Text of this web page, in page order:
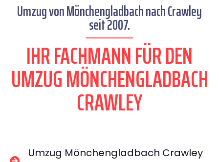
Umzug von Mönchengladbach nach Crawley
seit 2007.
IHR FACHMANN FÜR DEN
UMZUG MÖNCHENGLADBACH
CRAWLEY
Umzug Mönchengladbach Crawley